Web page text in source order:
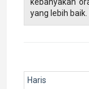
kebanyakan
yang lebih baik.
Haris